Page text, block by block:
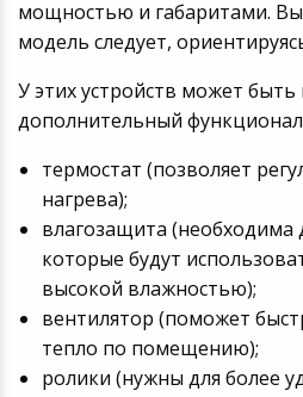
мощностью и габаритами.
модель следует,
У этих устройств может
дополнительный
термостат (позволяет
нагрева);
влагозащита (необходима
которые будут
высокой влажностью);
вентилятор (поможет
тепло по помещению);
ролики (нужны для более